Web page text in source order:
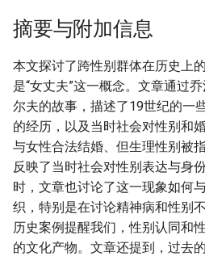
摘要与附加信息
本文探讨了跨性别群体在历史上
是“女丈夫”这一概念。文章通过
尔夫的故事，描述了19世纪的一
的经历，以及当时社会对性别和
与女性合法结婚、但生理性别被
反映了当时社会对性别表达与身
时，文章也讨论了这一现象如何
织，特别是在讨论精神病和性别
历史案例提醒我们，性别认同和
的文化产物。文章还提到，过去